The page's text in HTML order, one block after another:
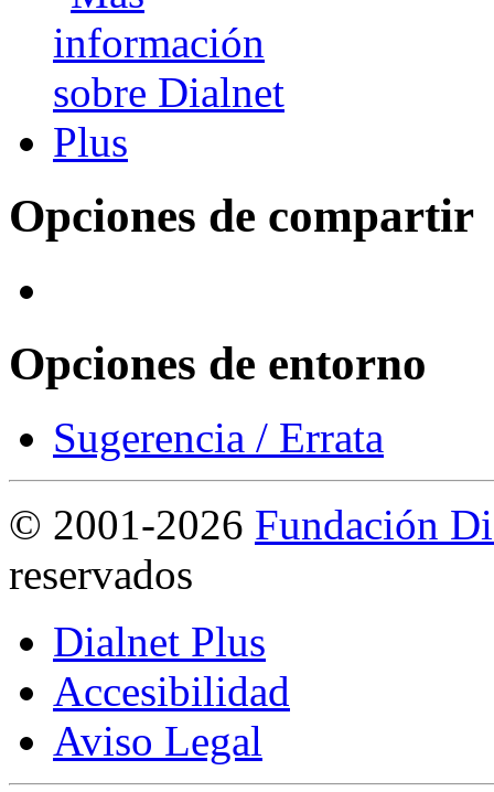
Opciones de compartir
Opciones de entorno
Sugerencia / Errata
© 2001-2026 Fundación
reservados
Dialnet Plus
Accesibilidad
Aviso Legal